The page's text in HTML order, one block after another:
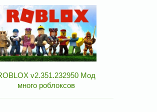
v2.351.232950 Мод
много роблоксов